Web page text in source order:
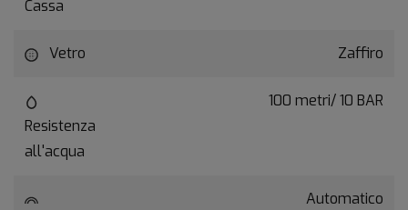
Cassa
Vetro Zaffiro
Resistenza
all'acqua
100 metri/ 10 BAR
Automatico